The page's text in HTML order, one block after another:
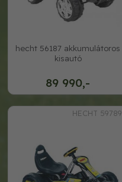
89 990,-
hecht 56187 akkumulátoros
kisautó
HECHT 59789